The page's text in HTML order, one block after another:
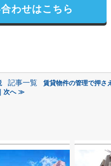
わせはこちら
記事一覧
賃貸物件の管理で押さ
次へ ≫